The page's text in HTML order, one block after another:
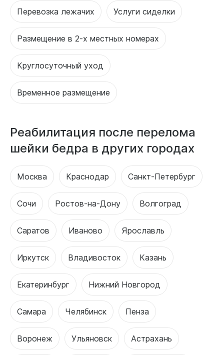
Перевозка лежачих Услуги сиделки
Размещение в 2-х местных номерах
Круглосуточный уход
Временное размещение
Реабилитация после перелома
шейки бедра в других городах
Москва Краснодар Санкт-Петербург
Сочи Ростов-на-Дону Волгоград
Саратов Иваново Ярославль
Иркутск Владивосток Казань
Екатеринбург Нижний Новгород
Самара Челябинск Пенза
Воронеж Ульяновск Астрахань